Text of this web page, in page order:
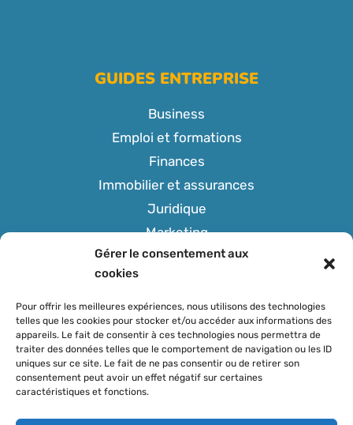
Gérer le consentement aux
cookies
Pour offrir les meilleures expériences, nous utilisons des technologies
telles que les cookies pour stocker et/ou accéder aux informations des
appareils. Le fait de consentir à ces technologies nous permettra de
traiter des données telles que le comportement de navigation ou les ID
uniques sur ce site. Le fait de ne pas consentir ou de retirer son
consentement peut avoir un effet négatif sur certaines
caractéristiques et fonctions.
GUIDES ENTREPRISE
Business
Emploi et formations
Finances
Immobilier et assurances
Juridique
Marketing
Tech
SUIVEZ-NOUS